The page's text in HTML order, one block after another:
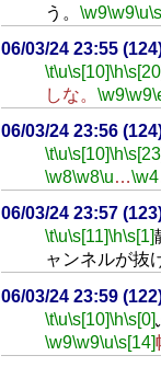
う。 \w9\w9\u
06/03/24 23:55
\t\u\s[10]\h
しな。 \w9\w9
06/03/24 23:56
\t\u\s[10]\h
\w8\w8\u…\w4
06/03/24 23:57
\t\u\s[11]\h\s[1]
ャンネルが抜
06/03/24 23:59
\t\u\s[10]\h\s[0]
\w9\w9\u\s[14]